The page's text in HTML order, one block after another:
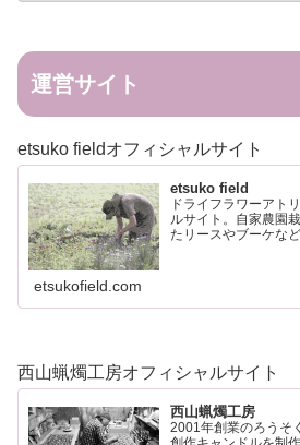
運営サイト
etsuko fieldオフィシャルサイト
etsuko field
ドライフラワーアト
ルサイト。自家農園
たリースやブーケな
etsukofield.com
西山蝋燭工房オフィシャルサイト
西山蝋燭工房
2001年創業のろうそ